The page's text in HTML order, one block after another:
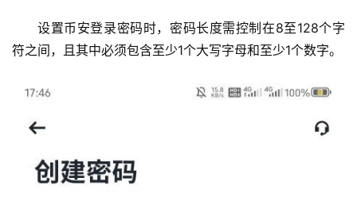
设置币安登录密码时，密码长度需控制在8至128个字
符之间，且其中必须包含至少1个大写字母和至少1个数字。